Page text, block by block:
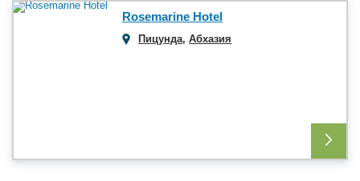
Rosemarine Hotel
Пицунда,Абхазия